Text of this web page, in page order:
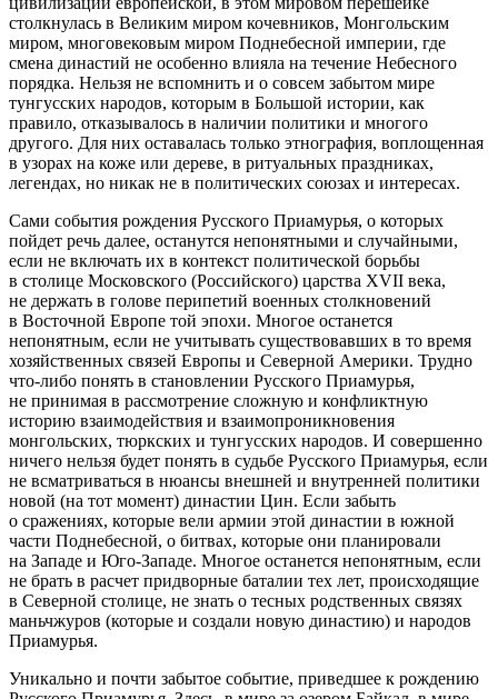
столкнулась в Великим миром кочевников, Монгольским
миром, многовековым миром Поднебесной империи, где
смена династий не особенно влияла на течение Небесного
порядка. Нельзя не вспомнить и о совсем забытом мире
тунгусских народов, которым в Большой истории, как
правило, отказывалось в наличии политики и многого
другого. Для них оставалась только этнография, воплощенная
в узорах на коже или дереве, в ритуальных праздниках,
легендах, но никак не в политических союзах и интересах.
Сами события рождения Русского Приамурья, о которых
пойдет речь далее, останутся непонятными и случайными,
если не включать их в контекст политической борьбы
в столице Московского (Российского) царства XVII века,
не держать в голове перипетий военных столкновений
в Восточной Европе той эпохи. Многое останется
непонятным, если не учитывать существовавших в то время
хозяйственных связей Европы и Северной Америки. Трудно
что-либо понять в становлении Русского Приамурья,
не принимая в рассмотрение сложную и конфликтную
историю взаимодействия и взаимопроникновения
монгольских, тюркских и тунгусских народов. И совершенно
ничего нельзя будет понять в судьбе Русского Приамурья, если
не всматриваться в нюансы внешней и внутренней политики
новой (на тот момент) династии Цин. Если забыть
о сражениях, которые вели армии этой династии в южной
части Поднебесной, о битвах, которые они планировали
на Западе и Юго-Западе. Многое останется непонятным, если
не брать в расчет придворные баталии тех лет, происходящие
в Северной столице, не знать о тесных родственных связях
маньчжуров (которые и создали новую династию) и народов
Приамурья.
Уникально и почти забытое событие, приведшее к рождению